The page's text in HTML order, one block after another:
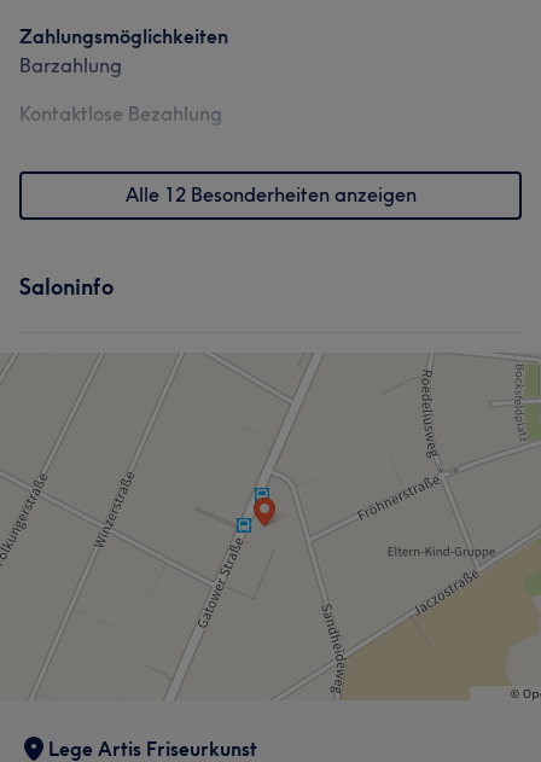
Zahlungsmöglichkeiten
Barzahlung
Kontaktlose Bezahlung
Alle 12 Besonderheiten anzeigen
Saloninfo
Lege Artis Friseurkunst